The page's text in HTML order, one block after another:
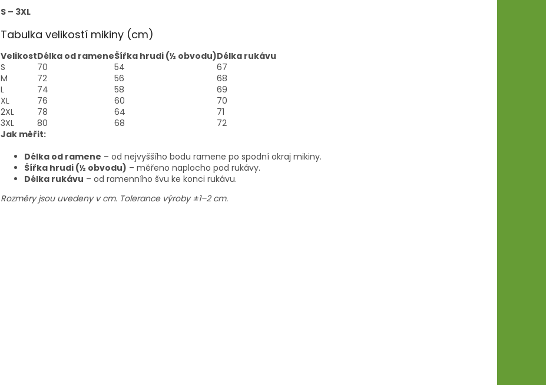
S – 3XL
Tabulka velikostí mikiny (cm)
VelikostDélka od rameneŠířka hrudi (½ obvodu)Délka rukávu
S
70 54
67
M
72 56
68
L
74 58
69
XL
76 60
70
2XL
78 64
71
3XL
80 68
72
Jak měřit:
Délka od ramene – od nejvyššího bodu ramene po spodní okraj mikiny.
Šířka hrudi (½ obvodu) – měřeno naplocho pod rukávy.
Délka rukávu – od ramenního švu ke konci rukávu.
Rozměry jsou uvedeny v cm. Tolerance výroby ±1–2 cm.